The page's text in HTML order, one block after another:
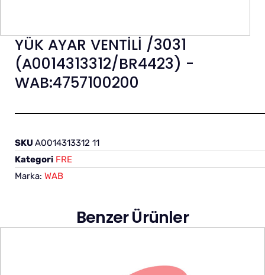
YÜK AYAR VENTİLİ /3031
(A0014313312/BR4423) -
WAB:4757100200
SKU A0014313312 11
Kategori FRE
Marka: WAB
Benzer Ürünler